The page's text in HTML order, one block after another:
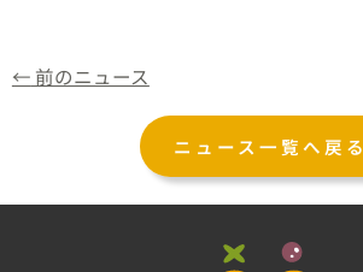
← 前のニュース
ニュース一覧へ戻る